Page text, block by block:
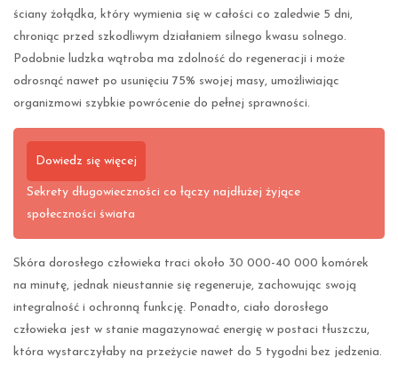
ściany żołądka, który wymienia się w całości co zaledwie 5 dni,
chroniąc przed szkodliwym działaniem silnego kwasu solnego.
Podobnie ludzka wątroba ma zdolność do regeneracji i może
odrosnąć nawet po usunięciu 75% swojej masy, umożliwiając
organizmowi szybkie powrócenie do pełnej sprawności.
Dowiedz się więcej
Sekrety długowieczności co łączy najdłużej żyjące
społeczności świata
Skóra dorosłego człowieka traci około 30 000-40 000 komórek
na minutę, jednak nieustannie się regeneruje, zachowując swoją
integralność i ochronną funkcję. Ponadto, ciało dorosłego
człowieka jest w stanie magazynować energię w postaci tłuszczu,
która wystarczyłaby na przeżycie nawet do 5 tygodni bez jedzenia.